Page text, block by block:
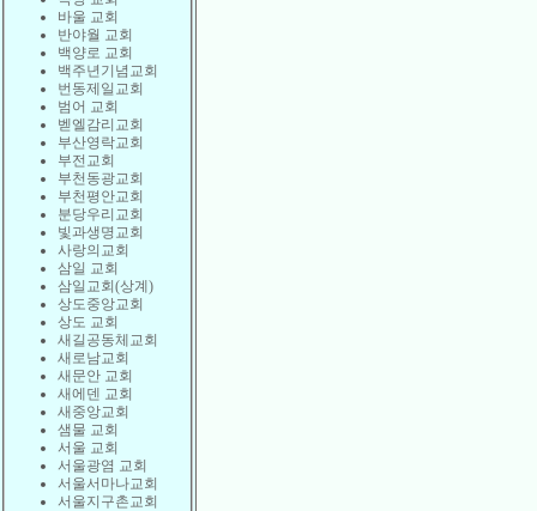
바울 교회
반야월 교회
백양로 교회
백주년기념교회
번동제일교회
범어 교회
벧엘감리교회
부산영락교회
부전교회
부천동광교회
부천평안교회
분당우리교회
빛과생명교회
사랑의교회
삼일 교회
삼일교회(상계)
상도중앙교회
상도 교회
새길공동체교회
새로남교회
새문안 교회
새에덴 교회
새중앙교회
샘물 교회
서울 교회
서울광염 교회
서울서마나교회
서울지구촌교회